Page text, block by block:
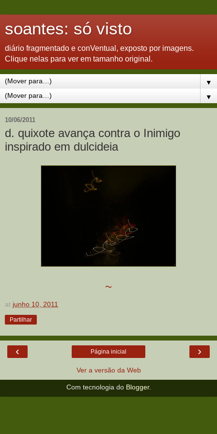
soantes: só visto
diário fragmentado e conVentual, exposto por imagens.
Clique nelas para ver em tamanho original.
▼
▼
10/06/2011
d. quixote avança contra o Inimigo
inspirado em dulcideia
~
at junho 10, 2011
Partilhar
‹ ›
Página inicial
Ver a versão da Web
Com tecnologia do Blogger.